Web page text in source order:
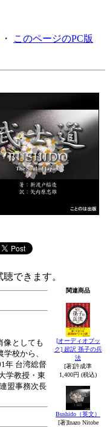
・ このページのPC版
できます。
像としても
校から、
年 台湾総督
学教授・東
盟事務次長
関連商品
[オーディオブッ
ク] 超訳 孫子の兵
法
[著]許成準
1,400円 (税込)
Bushido（英文）
[著]Inazo Nitobe